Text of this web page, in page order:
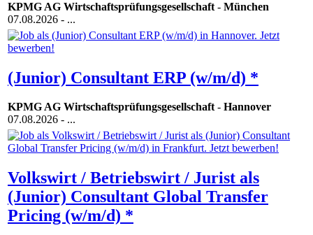
KPMG AG Wirtschaftsprüfungsgesellschaft- München
07.08.2026 - ...
(Junior) Consultant ERP (w/m/d) *
KPMG AG Wirtschaftsprüfungsgesellschaft- Hannover
07.08.2026 - ...
Volkswirt / Betriebswirt / Jurist als
(Junior) Consultant Global Transfer
Pricing (w/m/d) *